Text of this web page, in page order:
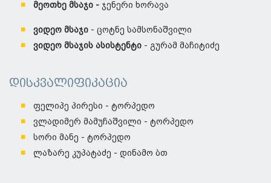
მეოთხე მსაჯი - ჯენერი ხორავა
ვიდეო მსაჯი - ცოტნე სამსონაშვილი
ვიდეო მსაჯის ასისტენტი - გურამ მაჩიტიძე
დისკვალიფიკაცია
ფელიპე პირესი - ტორპედო
ვლადიმერ მამუჩაშვილი - ტორპედო
სორი მანე - ტორპედო
ლაზარე კუპატაძე - დინამო ბთ